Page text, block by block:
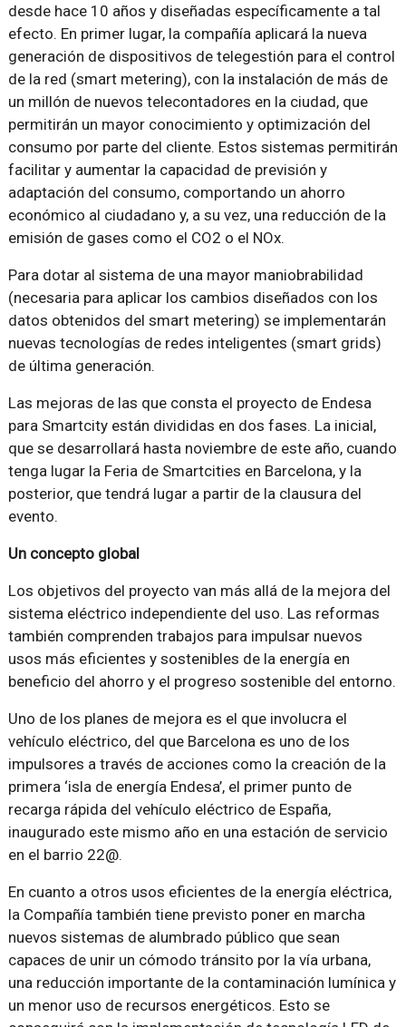
desde hace 10 años y diseñadas específicamente a tal
efecto. En primer lugar, la compañía aplicará la nueva
generación de dispositivos de telegestión para el control
de la red (smart metering), con la instalación de más de
un millón de nuevos telecontadores en la ciudad, que
permitirán un mayor conocimiento y optimización del
consumo por parte del cliente. Estos sistemas permitirán
facilitar y aumentar la capacidad de previsión y
adaptación del consumo, comportando un ahorro
económico al ciudadano y, a su vez, una reducción de la
emisión de gases como el CO2 o el NOx.
Para dotar al sistema de una mayor maniobrabilidad
(necesaria para aplicar los cambios diseñados con los
datos obtenidos del smart metering) se implementarán
nuevas tecnologías de redes inteligentes (smart grids)
de última generación.
Las mejoras de las que consta el proyecto de Endesa
para Smartcity están divididas en dos fases. La inicial,
que se desarrollará hasta noviembre de este año, cuando
tenga lugar la Feria de Smartcities en Barcelona, y la
posterior, que tendrá lugar a partir de la clausura del
evento.
Un concepto global
Los objetivos del proyecto van más allá de la mejora del
sistema eléctrico independiente del uso. Las reformas
también comprenden trabajos para impulsar nuevos
usos más eficientes y sostenibles de la energía en
beneficio del ahorro y el progreso sostenible del entorno.
Uno de los planes de mejora es el que involucra el
vehículo eléctrico, del que Barcelona es uno de los
impulsores a través de acciones como la creación de la
primera ‘isla de energía Endesa’, el primer punto de
recarga rápida del vehículo eléctrico de España,
inaugurado este mismo año en una estación de servicio
en el barrio 22@.
En cuanto a otros usos eficientes de la energía eléctrica,
la Compañía también tiene previsto poner en marcha
nuevos sistemas de alumbrado público que sean
capaces de unir un cómodo tránsito por la vía urbana,
una reducción importante de la contaminación lumínica y
un menor uso de recursos energéticos. Esto se